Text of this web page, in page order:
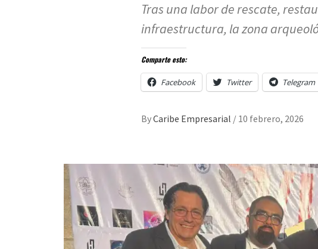
Tras una labor de rescate,
infraestructura, la zona
Comparte esto:
Facebook Twitter Telegram
ByCaribe Empresarial / 10 febrero, 2026